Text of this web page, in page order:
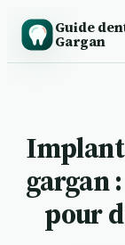
Guide
Gargan
gargan
pour